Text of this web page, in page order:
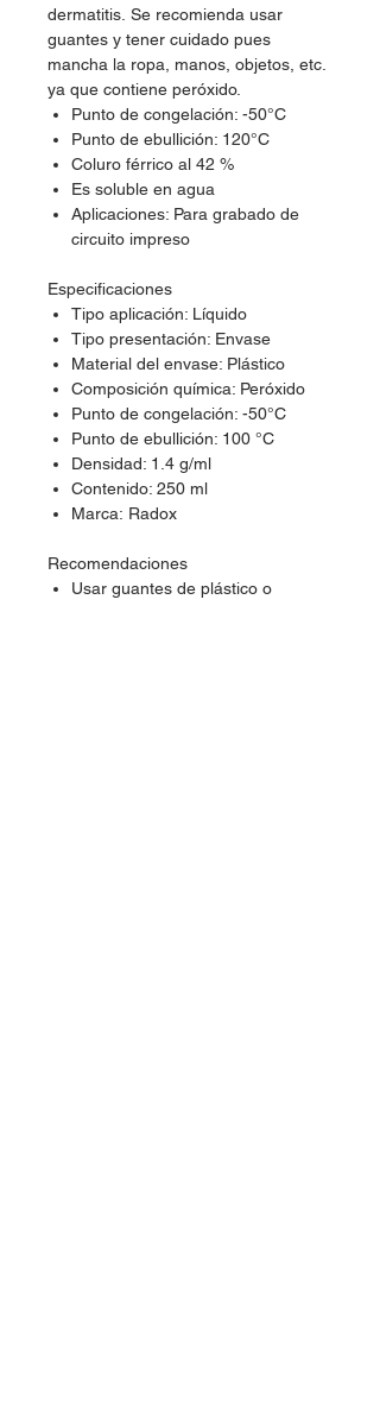
dermatitis. Se recomienda usar
guantes y tener cuidado pues
mancha la ropa, manos, objetos, etc.
ya que contiene peróxido.
Punto de congelación: -50°C
Punto de ebullición: 120°C
Coluro férrico al 42 %
Es soluble en agua
Aplicaciones: Para grabado de
circuito impreso
Especificaciones
Tipo aplicación: Líquido
Tipo presentación: Envase
Material del envase: Plástico
Composición química: Peróxido
Punto de congelación: -50°C
Punto de ebullición: 100 °C
Densidad: 1.4 g/ml
Contenido: 250 ml
Marca: Radox
Recomendaciones
Usar guantes de plástico o